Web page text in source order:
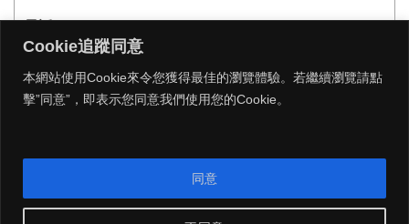
Cookie追蹤同意
本網站使用Cookie來令您獲得最佳的瀏覽體驗。若繼續瀏覽請點
擊”同意”，即表示您同意我們使用您的Cookie。
同意
電話: 02-27239999
傳真: 02-27293399
MENU